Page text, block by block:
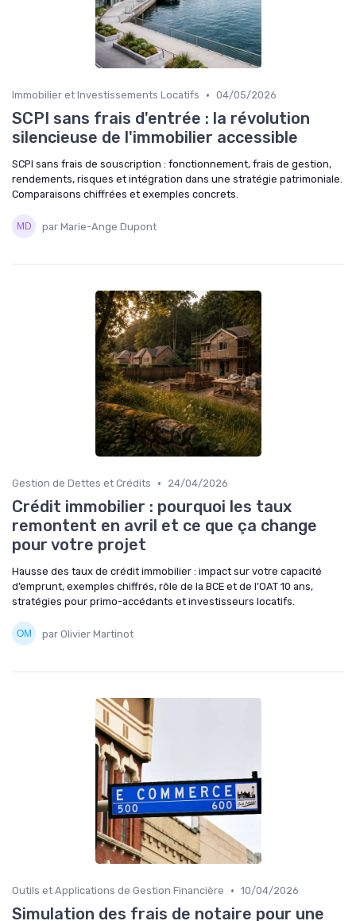
Immobilier et Investissements Locatifs • 04/05/2026
SCPI sans frais d'entrée : la révolution
silencieuse de l'immobilier accessible
SCPI sans frais de souscription : fonctionnement, frais de gestion,
rendements, risques et intégration dans une stratégie patrimoniale.
Comparaisons chiffrées et exemples concrets.
par Marie-Ange Dupont
Gestion de Dettes et Crédits • 24/04/2026
Crédit immobilier : pourquoi les taux
remontent en avril et ce que ça change
pour votre projet
Hausse des taux de crédit immobilier : impact sur votre capacité
d’emprunt, exemples chiffrés, rôle de la BCE et de l’OAT 10 ans,
stratégies pour primo-accédants et investisseurs locatifs.
par Olivier Martinot
Outils et Applications de Gestion Financière • 10/04/2026
Simulation des frais de notaire pour une